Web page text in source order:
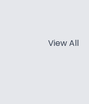
View All